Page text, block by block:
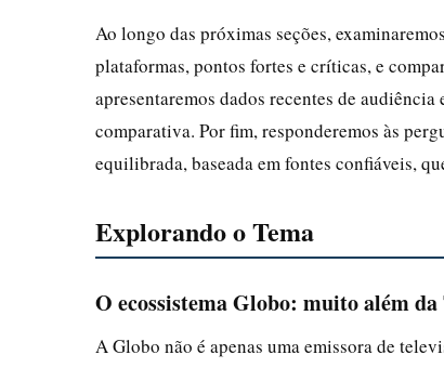
Ao longo das próximas seções,
plataformas, pontos fortes e críticas, e
apresentaremos dados recentes de
comparativa. Por fim, responderemos às
equilibrada, baseada em fontes confiáveis,
Explorando o Tema
O ecossistema Globo: muito além
A Globo não é apenas uma emissora de